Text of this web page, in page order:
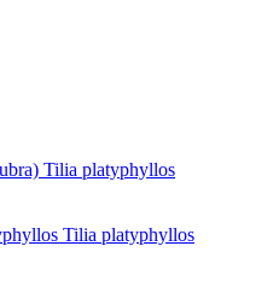
Tilia platyphyllos
Tilia platyphyllos